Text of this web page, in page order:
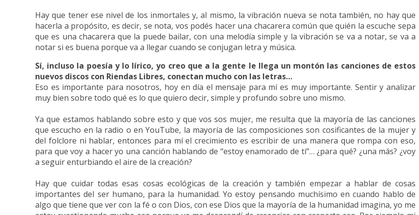
Hay que tener ese nivel de los inmortales y, al mismo, la vibración nueva se nota también, no hay que
hacerla a propósito, es decir, se nota, vos podés hacer una chacarera común que quién la escuche sepa
que es una chacarera que la puede bailar, con una melodía simple y la vibración se va a notar, se va a
notar si es buena porque va a llegar cuando se conjugan letra y música.
Sí, incluso la poesía y lo lírico, yo creo que a la gente le llega un montón las canciones de estos
nuevos discos con Riendas Libres, conectan mucho con las letras…
Eso es importante para nosotros, hoy en día el mensaje para mí es muy importante. Sentir y analizar
muy bien sobre todo qué es lo que quiero decir, simple y profundo sobre uno mismo.
Ya que estamos hablando sobre esto y que vos sos mujer, me resulta que la mayoría de las canciones
que escucho en la radio o en YouTube, la mayoría de las composiciones son cosificantes de la mujer y
del folclore ni hablar, entonces para mí el crecimiento es escribir de una manera que rompa con eso,
para que voy a hacer yo una canción hablando de “estoy enamorado de ti”… ¿para qué? ¿una más? ¿voy
a seguir enturbiando el aire de la creación?
Hay que cuidar todas esas cosas ecológicas de la creación y también empezar a hablar de cosas
importantes del ser humano, para la humanidad. Yo estoy pensando muchísimo en cuando hablo de
algo que tiene que ver con la fé o con Dios, con ese Dios que la mayoría de la humanidad imagina, yo me